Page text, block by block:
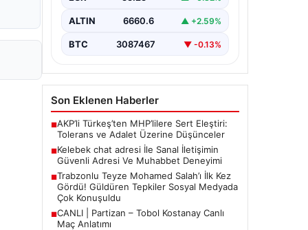
güvenli bir tarzda bağlantı sağlaması
Güncel olarak…
ALTIN 6660.6 ▲ +2.59%
BTC 3087467 ▼ -0.13%
Son Eklenen Haberler
■AKP’li Türkeş’ten MHP’lilere Sert Eleştiri:
Tolerans ve Adalet Üzerine Düşünceler
■Kelebek chat adresi İle Sanal İletişimin
Güvenli Adresi Ve Muhabbet Deneyimi
■Trabzonlu Teyze Mohamed Salah’ı İlk Kez
Gördü! Güldüren Tepkiler Sosyal Medyada
Çok Konuşuldu
■CANLI | Partizan – Tobol Kostanay Canlı
Maç Anlatımı